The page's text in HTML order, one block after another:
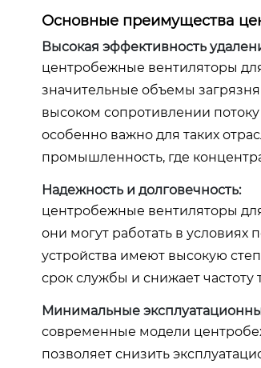
Основные преимущества
Высокая эффективность
центробежные вентиляторы
значительные объемы
высоком сопротивлении
особенно важно для таких
промышленность, где
Надежность и долговечность:
центробежные вентиляторы
они могут работать в
устройства имеют высокую
срок службы и снижает частоту
Минимальные
современные модели
позволяет снизить